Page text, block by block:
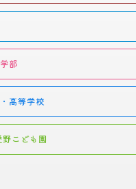
部
高等学校
こども園